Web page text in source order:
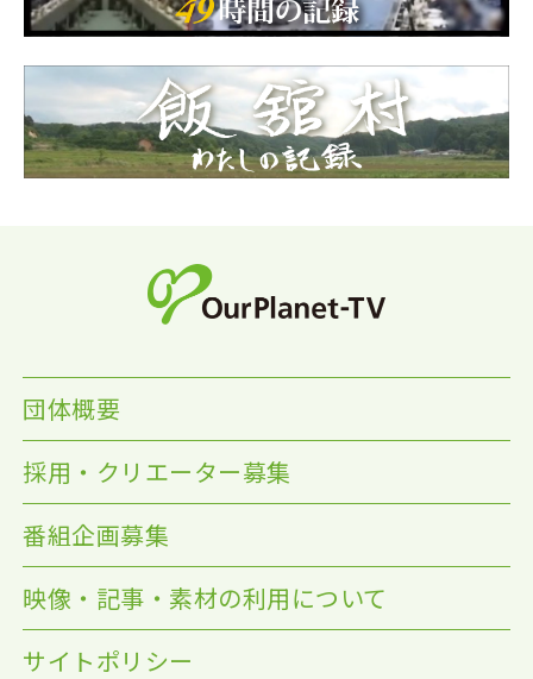
団体概要
採用・クリエーター募集
番組企画募集
映像・記事・素材の利用について
サイトポリシー